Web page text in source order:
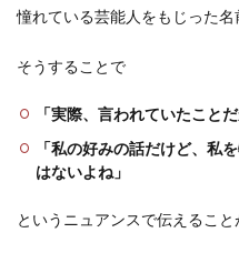
憧れている芸能人をもじった名
そうすることで
「実際、言われていたこと
「私の好みの話だけど、私
はないよね」
というニュアンスで伝えること